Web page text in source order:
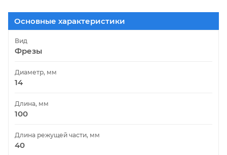
Основные характеристики
Вид
Фрезы
Диаметр, мм
14
Длина, мм
100
Длина режущей части, мм
40